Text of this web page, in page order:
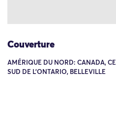
Couverture
AMÉRIQUE DU NORD: CANADA,
SUD DE L'ONTARIO, BELLEVILLE